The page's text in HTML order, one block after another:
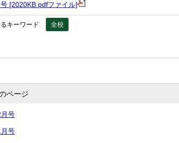
[2020KB pdfファイル]
キーワード 全校
ページ
号
号